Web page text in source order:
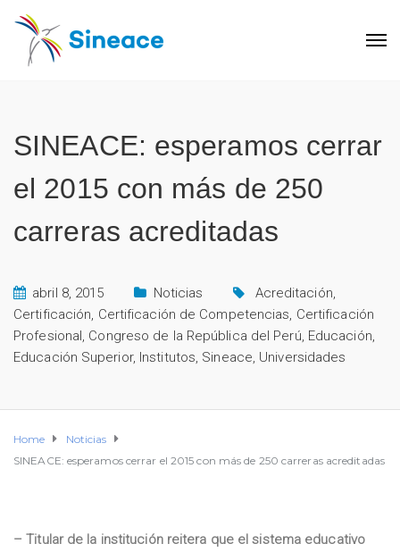
SINEACE: esperamos cerrar
el 2015 con más de 250
carreras acreditadas
abril 8, 2015 Noticias Acreditación,
Certificación, Certificación de Competencias, Certificación
Profesional, Congreso de la República del Perú, Educación,
Educación Superior, Institutos, Sineace, Universidades
Home
Noticias
SINEACE: esperamos cerrar el 2015 con más de 250 carreras acreditadas
– Titular de la institución reitera que el sistema educativo